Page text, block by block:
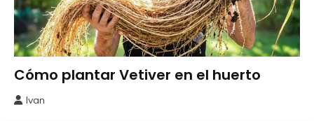
Como
Sembrar
o
Cómo plantar Vetiver en el huerto
Ivan